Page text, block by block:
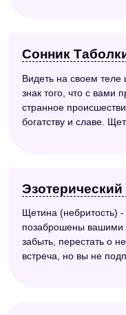
Сонник
Видеть на своем теле
знак того, что с вами
странное
богатству и славе.
Эзотерический
Щетина (небритость)
позаброшены вашими
забыть, перестать о
встреча, но вы не